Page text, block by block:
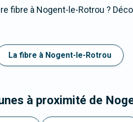
fibre à Nogent-le-Rotrou ?
La fibre à Nogent-le-Rotrou
à proximité de